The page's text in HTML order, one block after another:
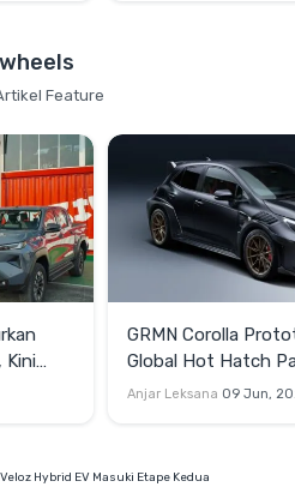
Feature
Kini
GRMN Corolla
Global Hot Hatch
Garapan Gazoo
Anjar Leksana 09 Jun,
Hybrid EV Masuki Etape Kedua